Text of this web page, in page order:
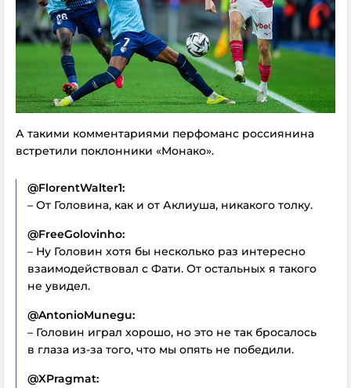
А такими комментариями перфоманс россиянина
встретили поклонники «Монако».
@FlorentWalter1:
– От Головина, как и от Аклиуша, никакого толку.
@FreeGolovinho:
– Ну Головин хотя бы несколько раз интересно
взаимодействовал с Фати. От остальных я такого
не увидел.
@AntonioMunegu:
– Головин играл хорошо, но это не так бросалось
в глаза из-за того, что мы опять не победили.
@XPragmat: